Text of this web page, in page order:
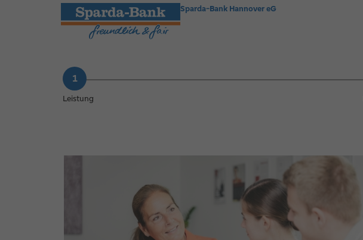
Sparda-Bank Hannover eG
Leistung